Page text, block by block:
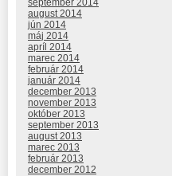
september 2014
august 2014
jún 2014
máj 2014
apríl 2014
marec 2014
február 2014
január 2014
december 2013
november 2013
október 2013
september 2013
august 2013
marec 2013
február 2013
december 2012